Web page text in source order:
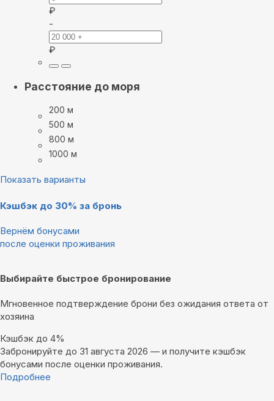
₽
-
₽
Расстояние до моря
200 м
500 м
800 м
1000 м
Показать варианты
Кэшбэк до 30% за бронь
Вернём бонусами
после оценки проживания
Выбирайте быстрое бронирование
Мгновенное подтверждение брони без ожидания ответа от
хозяина
Кэшбэк до 4%
Забронируйте до 31 августа 2026 — и получите кэшбэк
бонусами после оценки проживания.
Подробнее